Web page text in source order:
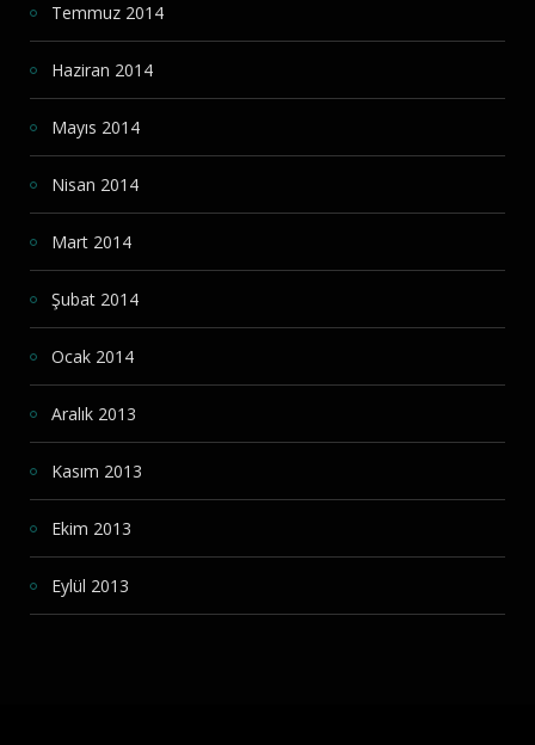
Temmuz 2014
Haziran 2014
Mayıs 2014
Nisan 2014
Mart 2014
Şubat 2014
Ocak 2014
Aralık 2013
Kasım 2013
Ekim 2013
Eylül 2013